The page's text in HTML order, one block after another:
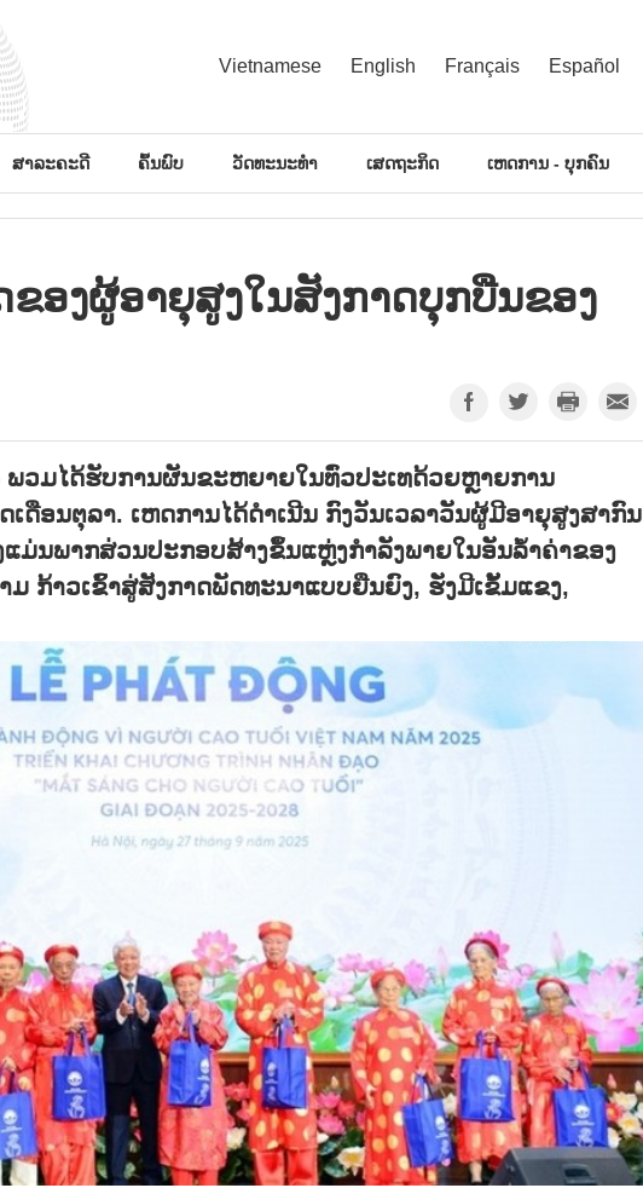
Vietnamese English Français Español
ສາລະຄະດີ ຄົ້ນພົບ ວັດທະນະທຳ ເສດຖະກິດ ເຫດການ - ບຸກຄົນ
ອງ​ຜູ້​ອາ​ຍຸ​ສູງ​ໃນ​ສັງ​ກາດ​ບຸກ​ບືນ​ຂອງ​
ພວມໄດ້ຮັບການຜັນຂະຫຍາຍໃນທົ່ວປະເທດ້ວຍຫຼາຍການ
ອນຕຸລາ. ເຫດການໄດ້ດຳເນີນ ກົງວັນເວລາວັນຜູ້ມີອາຍຸສູງສາກົນ
ມ່ນພາກສ່ວນປະກອບສ້າງຂຶ້ນແຫຼ່ງກຳລັງພາຍໃນອັນລ້ຳຄ່າຂອງ
ກ້າວເຂົ້າສູ່ສັງກາດພັດທະນາແບບຍືນຍົງ, ຮັ່ງມີເຂັ້ມແຂງ,